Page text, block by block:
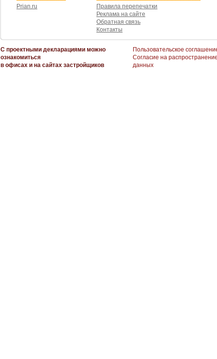
Prian.ru
Правила перепечатки
Реклама на сайте
Обратная связь
Контакты
С проектными декларациями можно
ознакомиться
в офисах и на сайтах застройщиков
Пользовательское
Согласие на
данных